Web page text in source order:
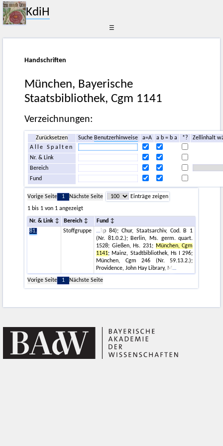
KdiH
☰
Handschriften
München, Bayerische
Staatsbibliothek, Cgm 1141
Verzeichnungen:
Zurücksetzen SucheBenutzerhinweise a=A a b = b a *?
Zellinhalt
Alle Spalten
Nr. & Link
Bereich
Fund
Vorige Seite 1 Nächste Seite
Einträge zeigen
1 bis 1 von 1 angezeigt
Nr. & Link Bereich
Fund
81.
Stoffgruppe
kp 84); Chur, Staatsarchiv, Cod. B 1
(Nr. 81.0.2.); Berlin, Ms. germ. quart.
1528; Gießen, Hs. 231; München, Cgm
1141; Mainz, Stadtbibliothek, Hs I 296;
München, Cgm 246 (Nr. 59.13.2.);
Providence, John Hay Library, M
Vorige Seite
1 Nächste Seite